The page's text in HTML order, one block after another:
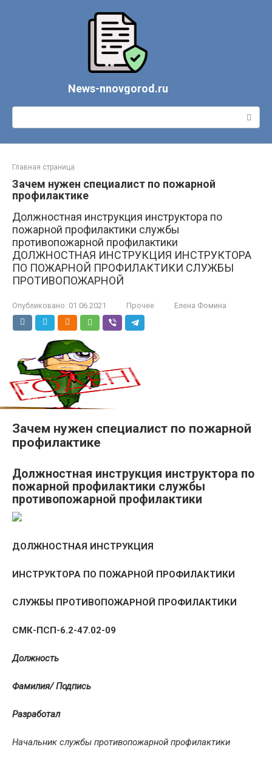
News-nnovgorod.ru
Поиск:
Главная страница
Зачем нужен специалист по пожарной
профилактике
Должностная инструкция инструктора по
пожарной профилактики службы
противопожарной профилактики
ДОЛЖНОСТНАЯ ИНСТРУКЦИЯ ИНСТРУКТОРА
ПО ПОЖАРНОЙ ПРОФИЛАКТИКИ СЛУЖБЫ
ПРОТИВОПОЖАРНОЙ
Опубликовано: 01.06.2021 Прочее Елена Фомина
Зачем нужен специалист по пожарной
профилактике
Должностная инструкция инструктора по
пожарной профилактики службы
противопожарной профилактики
ДОЛЖНОСТНАЯ ИНСТРУКЦИЯ
ИНСТРУКТОРА ПО ПОЖАРНОЙ ПРОФИЛАКТИКИ
СЛУЖБЫ ПРОТИВОПОЖАРНОЙ ПРОФИЛАКТИКИ
СМК-ПСП-6.2-47.02-09
Должность
Фамилия/ Подпись
Разработал
Начальник службы противопожарной профилактики